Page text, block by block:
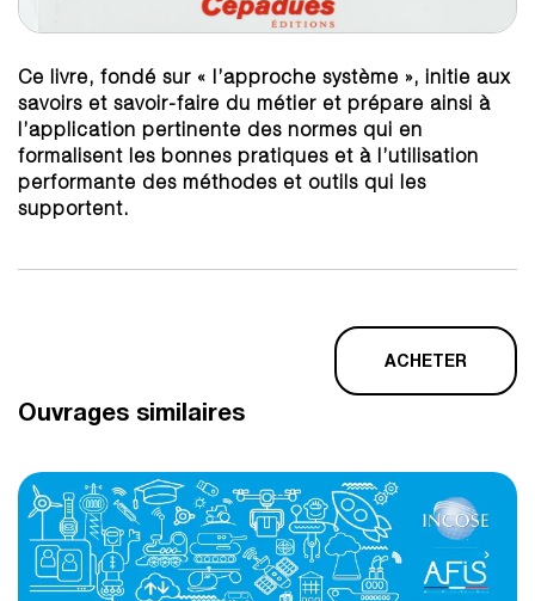
Ce livre, fondé sur « l’approche système », initie aux
savoirs et savoir-faire du métier et prépare ainsi à
l’application pertinente des normes qui en
formalisent les bonnes pratiques et à l’utilisation
performante des méthodes et outils qui les
supportent.
ACHETER
Ouvrages similaires